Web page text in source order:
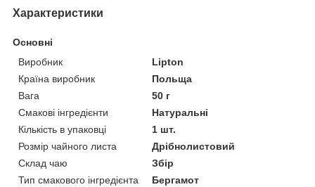
Характеристики
Основні
Виробник
Lipton
Країна виробник
Польща
Вага
50 г
Смакові інгредієнти
Натуральні
Кількість в упаковці
1 шт.
Розмір чайного листа
Дрібнолистовий
Склад чаю
Збір
Тип смакового інгредієнта
Бергамот